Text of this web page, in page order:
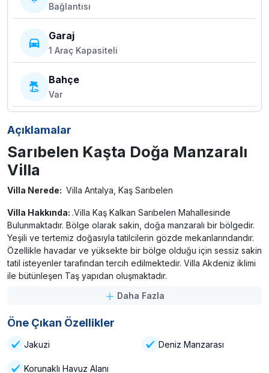
Bağlantısı
Garaj
1 Araç Kapasiteli
Bahçe
Var
Açıklamalar
Sarıbelen Kaşta Doğa Manzaralı
Villa
Villa Nerede: Villa Antalya, Kaş Sarıbelen
Villa Hakkında: .Villa Kaş Kalkan Sarıbelen Mahallesinde
Bulunmaktadır. Bölge olarak sakin, doğa manzaralı bir bölgedir.
Yeşili ve tertemiz doğasıyla tatilcilerin gözde mekanlarındandır.
Özellikle havadar ve yüksekte bir bölge olduğu için sessiz sakin
tatil isteyenler tarafından tercih edilmektedir. Villa Akdeniz iklimi
ile bütünleşen Taş yapıdan oluşmaktadır.
Kalkan Sarıbelende Deniz
Manzaralı Kiralık Özel Havuzlu
Villalar
Daha Fazla
Öne Çıkan Özellikler
Jakuzi Deniz Manzarası
Korunaklı Havuz Alanı